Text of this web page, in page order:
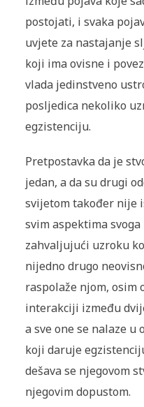
postojati, i svaka
uvjete za nastajanje
koji ima ovisne i
vlada jedinstveno
posljedica nekoliko
egzistenciju.
Pretpostavka da je
jedan, a da su drugi
svijetom također nije
svim aspektima
zahvaljujući uzroku
nijedno drugo
raspolaže njom, osim
interakciji između
a sve one se nalaze
koji daruje
dešava se njegovom
njegovim dopustom.